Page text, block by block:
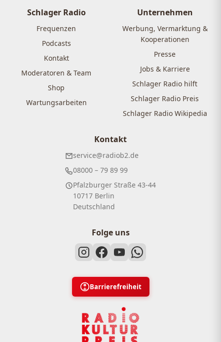
Schlager Radio
Frequenzen
Podcasts
Kontakt
Moderatoren & Team
Shop
Wartungsarbeiten
Unternehmen
Werbung, Vermarktung &
Kooperationen
Presse
Jobs & Karriere
Schlager Radio hilft
Schlager Radio Preis
Schlager Radio Wikipedia
Kontakt
service@radiob2.de
08000 – 79 89 99
Pfalzburger Straße 43-44
10717 Berlin
Deutschland
Folge uns
Barrierefreiheit